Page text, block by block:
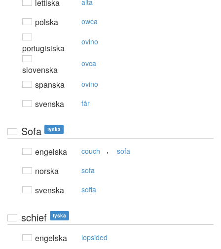
lettiska aita
polska owca
portugisiska
ovino
slovenska
ovca
spanska ovino
svenska får
Sofa tyska
engelska couch , sofa
norska sofa
svenska soffa
schief tyska
engelska lopsided